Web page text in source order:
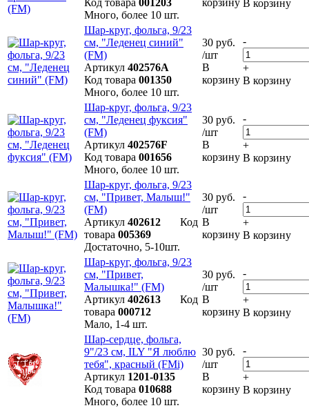
Много, более 10 шт.
В корзину
Шар-круг, фольга, 9/23
см, "Леденец синий"
(FM)
Артикул 402576А
Код товара 001350
Много, более 10 шт.
30 руб.
/шт
В
корзину
-
+
В корзину
Шар-круг, фольга, 9/23
см, "Леденец фуксия"
(FM)
Артикул 402576F
Код товара 001656
Много, более 10 шт.
30 руб.
/шт
В
корзину
-
+
В корзину
Шар-круг, фольга, 9/23
см, "Привет, Малыш!"
(FM)
Артикул 402612 Код
товара 005369
Достаточно, 5-10шт.
30 руб.
/шт
В
корзину
-
+
В корзину
Шар-круг, фольга, 9/23
см, "Привет,
Малышка!" (FM)
Артикул 402613 Код
товара 000712
Мало, 1-4 шт.
30 руб.
/шт
В
корзину
-
+
В корзину
Шар-сердце, фольга,
9"/23 см, ILY "Я люблю
тебя", красный (FMi)
Артикул 1201-0135
Код товара 010688
Много, более 10 шт.
30 руб.
/шт
В
корзину
-
+
В корзину